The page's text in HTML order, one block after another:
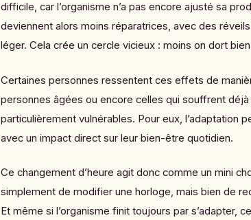
difficile, car l’organisme n’a pas encore ajusté sa
deviennent alors moins réparatrices, avec des
léger. Cela crée un cercle vicieux : moins on dort
Certaines personnes ressentent ces effets de
personnes âgées ou encore celles qui souffrent
particulièrement vulnérables. Pour eux, l’adaptation
avec un impact direct sur leur bien-être quotidien.
Ce changement d’heure agit donc comme un mini
simplement de modifier une horloge, mais bien de
Et même si l’organisme finit toujours par s’adapter,